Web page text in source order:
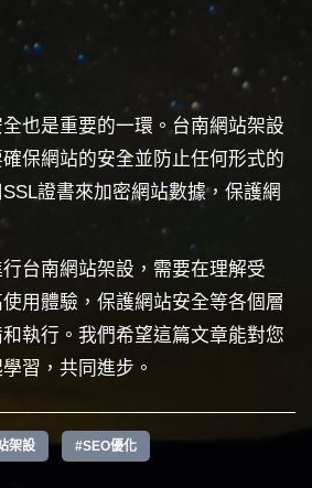
也是重要的一環。台南網站架設
保網站的安全並防止任何形式的
證書來加密網站數據，保護網
台南網站架設，需要在理解受
用體驗，保護網站安全等各個層
執行。我們希望這篇文章能對您
習，共同進步。
架設 #SEO優化